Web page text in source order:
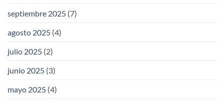
septiembre 2025 (7)
agosto 2025 (4)
julio 2025 (2)
junio 2025 (3)
mayo 2025 (4)